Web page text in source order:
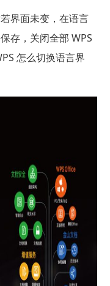
界面未变，在语言
存，关闭全部 WPS
怎么切换语言界